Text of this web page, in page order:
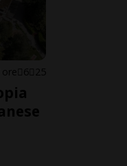
ore 6 25